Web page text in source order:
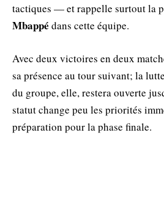
tactiques — et rappelle surtout la
Mbappé dans cette équipe.
Avec deux victoires en deux
sa présence au tour suivant; la
du groupe, elle, restera ouverte
statut change peu les priorités
préparation pour la phase finale.